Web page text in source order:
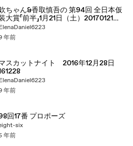
ちゃん&香取慎吾の 第94回 全日本仮
大賞「前半」1月21日（土）20170121
2/2
年前
スカットナイト 2016年12月28日
年前
回17番 プロポーズ
six
年前